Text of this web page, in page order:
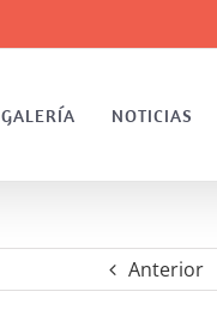
GALERÍA NOTICIAS
Anterior